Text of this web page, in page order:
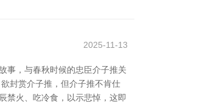
2025-11-13
事，与春秋时候的忠臣介子推关
封赏介子推，但介子推不肯仕
禁火、吃冷食，以示悲悼，这即